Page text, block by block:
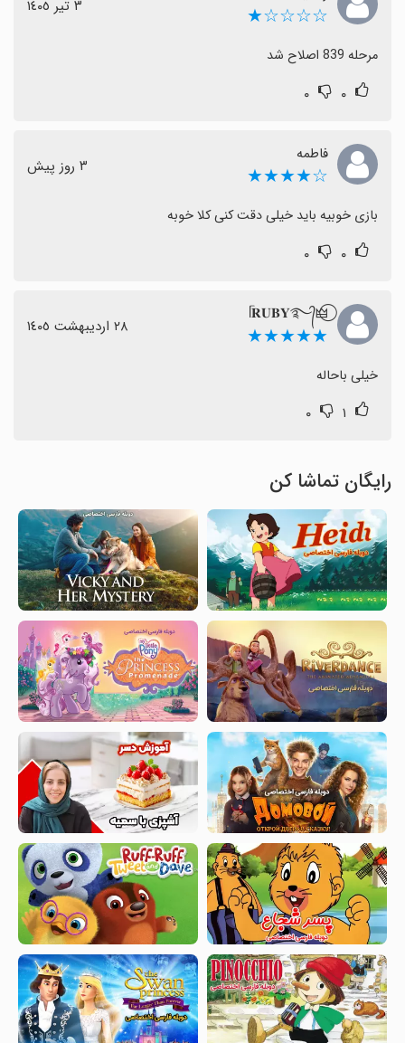
☆☆☆☆★ ٣ تیر ١٤٠٥
مرحله 839 اصلاح شد
۰ ۰
فاطمه
☆★★★★ ٣ روز پیش
بازی خوبیه باید خیلی دقت کنی کلا خوبه
۰ ۰
🜲⃝ᥬ𝐑𝐔𝐁𝐘࿐​᭄
★★★★★ ٢٨ اردیبهشت ١٤٠٥
خیلی باحاله
۱ ۰
رایگان تماشا کن